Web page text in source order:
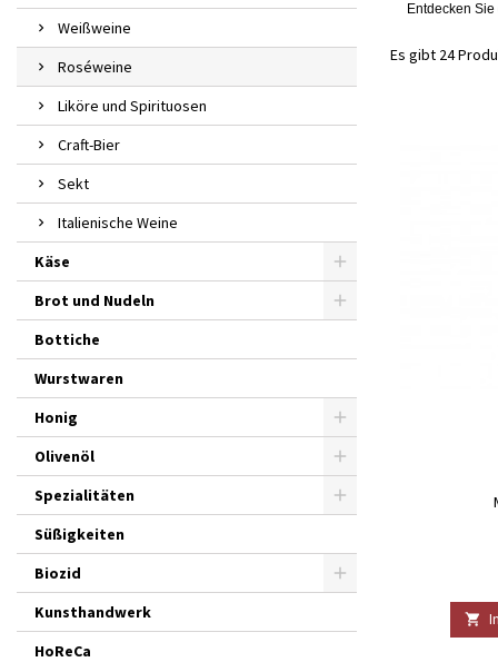
Weißweine
Roséweine
Liköre und Spirituosen
Craft-Bier
Sekt
Italienische Weine
Käse
Brot und Nudeln
Bottiche
Wurstwaren
Honig
Olivenöl
Spezialitäten
Süßigkeiten
Biozid
Kunsthandwerk
HoReCa
Entdecken
Es gibt 24
